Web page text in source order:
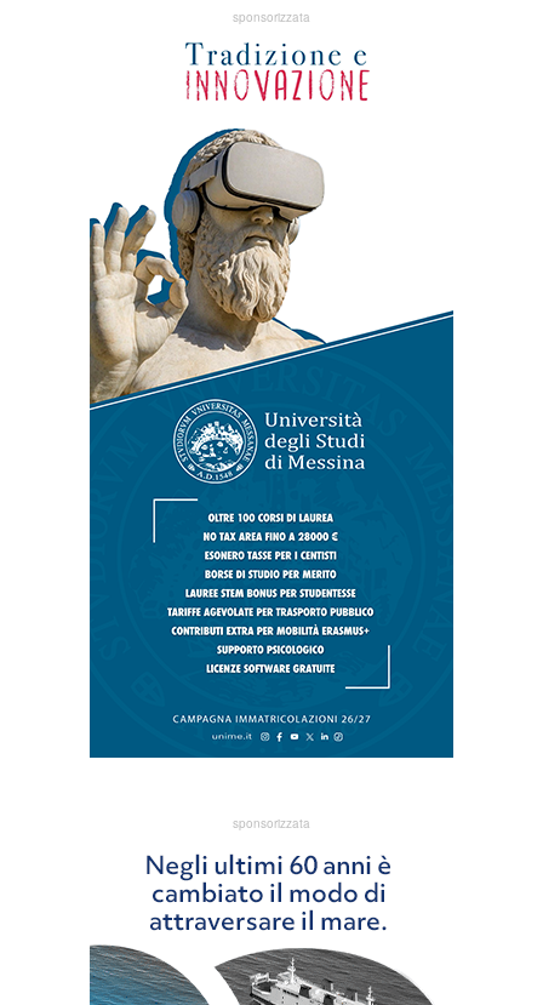
sponsorizzata
sponsorizzata